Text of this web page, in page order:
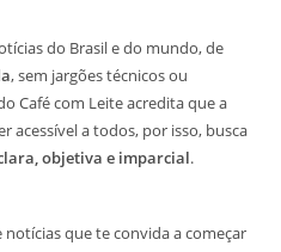
do Brasil e do mundo, de
, sem jargões técnicos ou
Café com Leite acredita que a
acessível a todos, por isso, busca
objetiva e imparcial.
que te convida a começar